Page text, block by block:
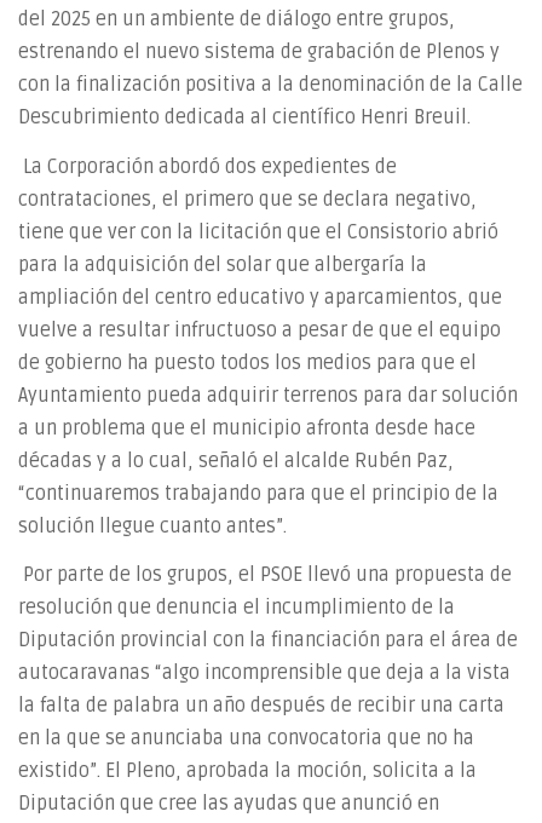
del 2025 en un ambiente de diálogo entre grupos,
estrenando el nuevo sistema de grabación de Plenos y
con la finalización positiva a la denominación de la Calle
Descubrimiento dedicada al científico Henri Breuil.
La Corporación abordó dos expedientes de
contrataciones, el primero que se declara negativo,
tiene que ver con la licitación que el Consistorio abrió
para la adquisición del solar que albergaría la
ampliación del centro educativo y aparcamientos, que
vuelve a resultar infructuoso a pesar de que el equipo
de gobierno ha puesto todos los medios para que el
Ayuntamiento pueda adquirir terrenos para dar solución
a un problema que el municipio afronta desde hace
décadas y a lo cual, señaló el alcalde Rubén Paz,
“continuaremos trabajando para que el principio de la
solución llegue cuanto antes”.
Por parte de los grupos, el PSOE llevó una propuesta de
resolución que denuncia el incumplimiento de la
Diputación provincial con la financiación para el área de
autocaravanas “algo incomprensible que deja a la vista
la falta de palabra un año después de recibir una carta
en la que se anunciaba una convocatoria que no ha
existido”. El Pleno, aprobada la moción, solicita a la
Diputación que cree las ayudas que anunció en